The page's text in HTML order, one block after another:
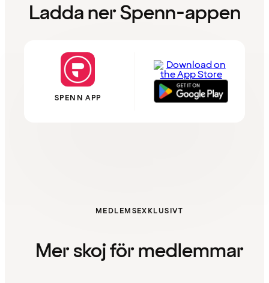
Ladda ner Spenn-appen
SPENN APP
MEDLEMSEXKLUSIVT
Mer skoj för medlemmar